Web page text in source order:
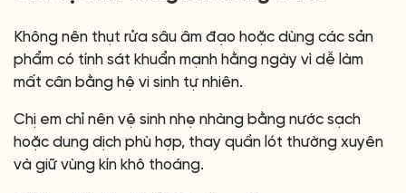
Không nên thụt rửa sâu âm đạo hoặc dùng các sản
phẩm có tính sát khuẩn mạnh hằng ngày vì dễ làm
mất cân bằng hệ vi sinh tự nhiên.
Chị em chỉ nên vệ sinh nhẹ nhàng bằng nước sạch
hoặc dung dịch phù hợp, thay quần lót thường xuyên
và giữ vùng kín khô thoáng.